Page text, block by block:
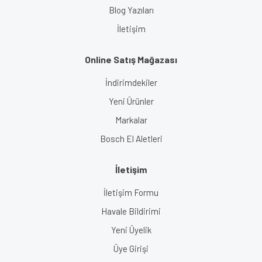
Blog Yazıları
İletişim
Online Satış Mağazası
İndirimdekiler
Yeni Ürünler
Markalar
Bosch El Aletleri
İletişim
İletişim Formu
Havale Bildirimi
Yeni Üyelik
Üye Girişi